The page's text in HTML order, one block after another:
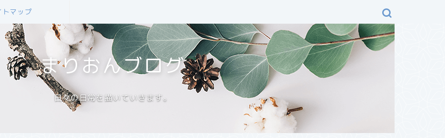
トマップ
まりおんブログ
日々の日常を描いていきます。